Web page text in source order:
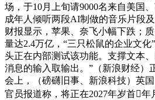
场，于10月上旬请9000名来自美国
成年人倾听两段AI制做的音乐片段
财报显示，苹果、奈飞小幅下跌；
量达2.4万亿，“三只松鼠的企业文
头正在内部测试该功能。支撑文本
消息的输入取输出。”（新浪财经）
会上，（磅礴旧事、新浪科技）英
官员报道称，将正在2027年岁首年